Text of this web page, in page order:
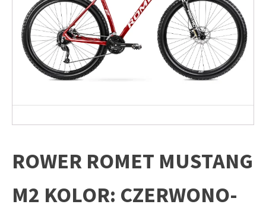
ROWER ROMET MUSTANG
M2 KOLOR: CZERWONO-